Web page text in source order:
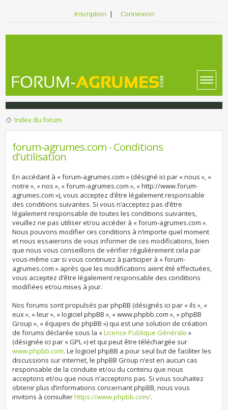
Inscription | Connexion
Index du forum
forum-agrumes.com - Conditions
d’utilisation
En accédant à « forum-agrumes.com » (désigné ici par « nous », «
notre », « nos », « forum-agrumes.com », « http://www.forum-
agrumes.com »), vous acceptez d’être légalement responsable
des conditions suivantes. Si vous n’acceptez pas d’être
légalement responsable de toutes les conditions suivantes,
veuillez ne pas utiliser et/ou accéder à « forum-agrumes.com ».
Nous pouvons modifier ces conditions à n’importe quel moment
et nous essaierons de vous informer de ces modifications, bien
que nous vous conseillons de vérifier régulièrement cela par
vous-même car si vous continuez à participer à « forum-
agrumes.com » après que les modifications aient été effectuées,
vous acceptez d’être légalement responsable des conditions
modifiées et/ou mises à jour.
Nos forums sont propulsés par phpBB (désignés ici par « ils », «
eux », « leur », « logiciel phpBB », « www.phpbb.com », « phpBB
Group », « équipes de phpBB ») qui est une solution de création
de forums déclarée sous la «Licence Publique Générale »
(désignée ici par « GPL ») et qui peut être téléchargée sur
www.phpbb.com. Le logiciel phpBB a pour seul but de faciliter les
discussions sur internet, le phpBB Group n’est en aucun cas
responsable de la conduite et/ou du contenu que nous
acceptons et/ou que nous n’acceptons pas. Si vous souhaitez
obtenir plus d’informations concernant phpBB, nous vous
invitons à consulterhttps://www.phpbb.com/.